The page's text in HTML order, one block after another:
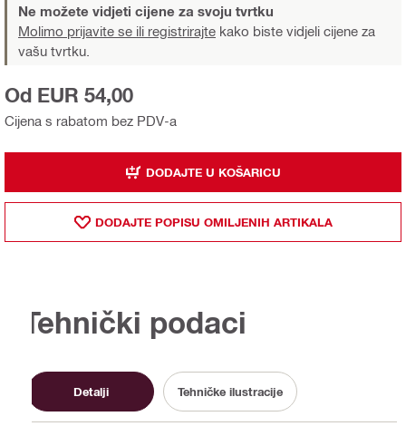
Ne možete vidjeti cijene za svoju tvrtku
Molimo prijavite se ili registrirajte kako biste vidjeli cijene za
vašu tvrtku.
Cijena s rabatom bez PDV-a
Od EUR 54,00
DODAJTE U KOŠARICU
DODAJTE POPISU OMILJENIH ARTIKALA
Tehnički podaci
Detalji Tehničke ilustracije